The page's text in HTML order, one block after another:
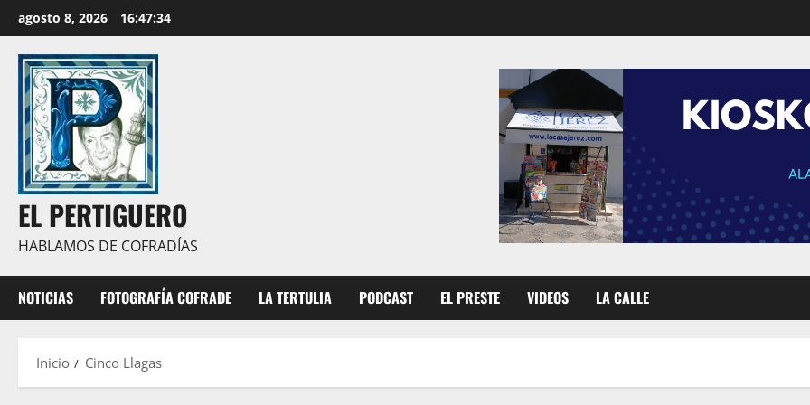
al
contenido
agosto 8, 2026 16:47:35
EL PERTIGUERO
HABLAMOS DE COFRADÍAS
NOTICIAS FOTOGRAFÍA COFRADE LA TERTULIA PODCAST EL PRESTE VIDEOS LA CALLE
Inicio Cinco Llagas